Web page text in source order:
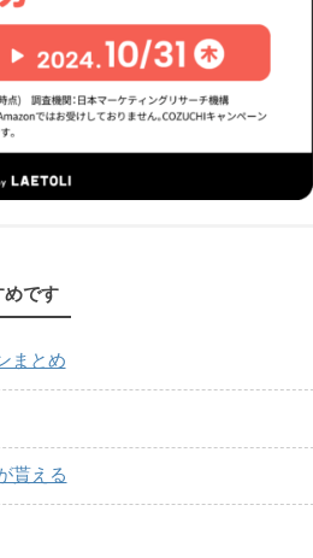
めです
まとめ
貰える